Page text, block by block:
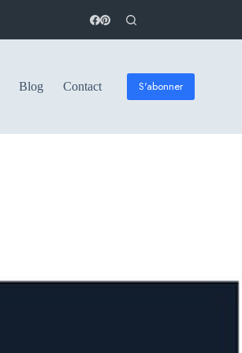
Blog Contact S'abonner